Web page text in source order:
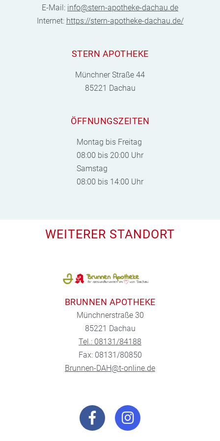
E-Mail: info@stern-apotheke-dachau.de
Internet: https://stern-apotheke-dachau.de/
STERN APOTHEKE
Münchner Straße 44
85221 Dachau
ÖFFNUNGSZEITEN
Montag bis Freitag
08:00 bis 20:00 Uhr
Samstag
08:00 bis 14:00 Uhr
WEITERER STANDORT
BRUNNEN APOTHEKE
Münchnerstraße 30
85221 Dachau
Tel.: 08131/84188
Fax: 08131/80850
Brunnen-DAH@t-online.de